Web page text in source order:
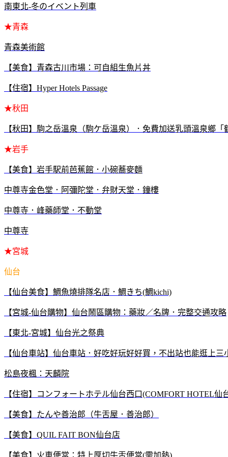
南東北-冬のイベント列車
★青森
青森美術館
【美食】青森古川市場：可自組生魚片丼
【住宿】Hyper Hotels Passage
★秋田
【秋田】駒之岳溫泉（駒ケ岳溫泉）．免費加送乳頭溫泉鄉「
★岩手
【美食】 岩手駅前芭蕉館．小碗蕎麥麵
中尊寺金色堂．阿彌陀堂．弁財天堂．鐘樓
中尊寺．峰藥師堂．不動堂
中尊寺
★宮城
仙台
【仙台美食】鯛魚燒排隊名店．鯛きち(鯛kichi)
【宮城-仙台購物】仙台鬧區購物：藥妝／名牌．完整交通攻略
【東北-宮城】仙台光之祭典
【仙台車站】仙台車站．好吃好玩好好買，不出站也能逛上三
松島夜楓：天麟院
【住宿】コンフォートホテル仙台西口(COMFORT HOTEL仙
【美食】たんや善治郎（牛舌屋．善治郎）
【美食】QUIL FAIT BON仙台店
【美食】火車便當：特上厚切牛舌便當(需加熱)